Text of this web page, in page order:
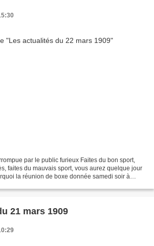
par le public furieux Faites du bon sport,
faites du mauvais sport, vous aurez quelque jour
la réunion de boxe donnée samedi soir à
21 mars 1909